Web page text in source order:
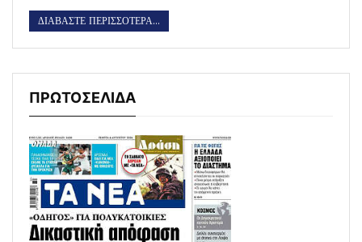
ΔΙΑΒΑΣΤΕ ΠΕΡΙΣΣΟΤΕΡΑ...
ΠΡΩΤΟΣΕΛΙΔΑ